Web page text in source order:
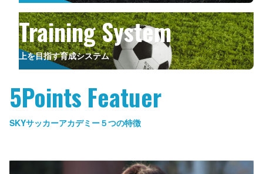
Training System
上を目指す育成システム
5Points Featuer
SKYサッカーアカデミー５つの特徴